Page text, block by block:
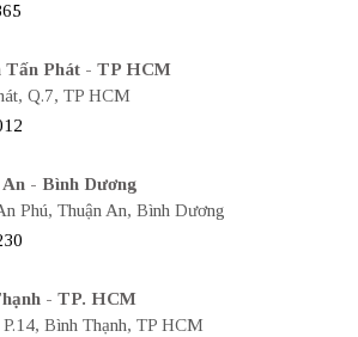
Tấn Phát - TP HCM
Q.7, TP HCM
- Bình Dương
Phú, Thuận An, Bình Dương
- TP. HCM
Bình Thạnh, TP HCM